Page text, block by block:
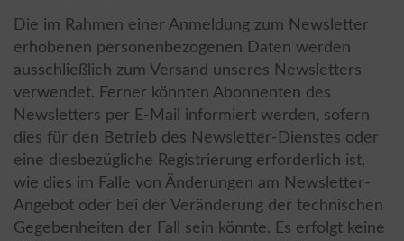
Die im Rahmen einer Anmeldung zum Newsletter
erhobenen personenbezogenen Daten werden
ausschließlich zum Versand unseres Newsletters
verwendet. Ferner könnten Abonnenten des
Newsletters per E-Mail informiert werden, sofern
dies für den Betrieb des Newsletter-Dienstes oder
eine diesbezügliche Registrierung erforderlich ist,
wie dies im Falle von Änderungen am Newsletter-
Angebot oder bei der Veränderung der technischen
Gegebenheiten der Fall sein könnte. Es erfolgt keine